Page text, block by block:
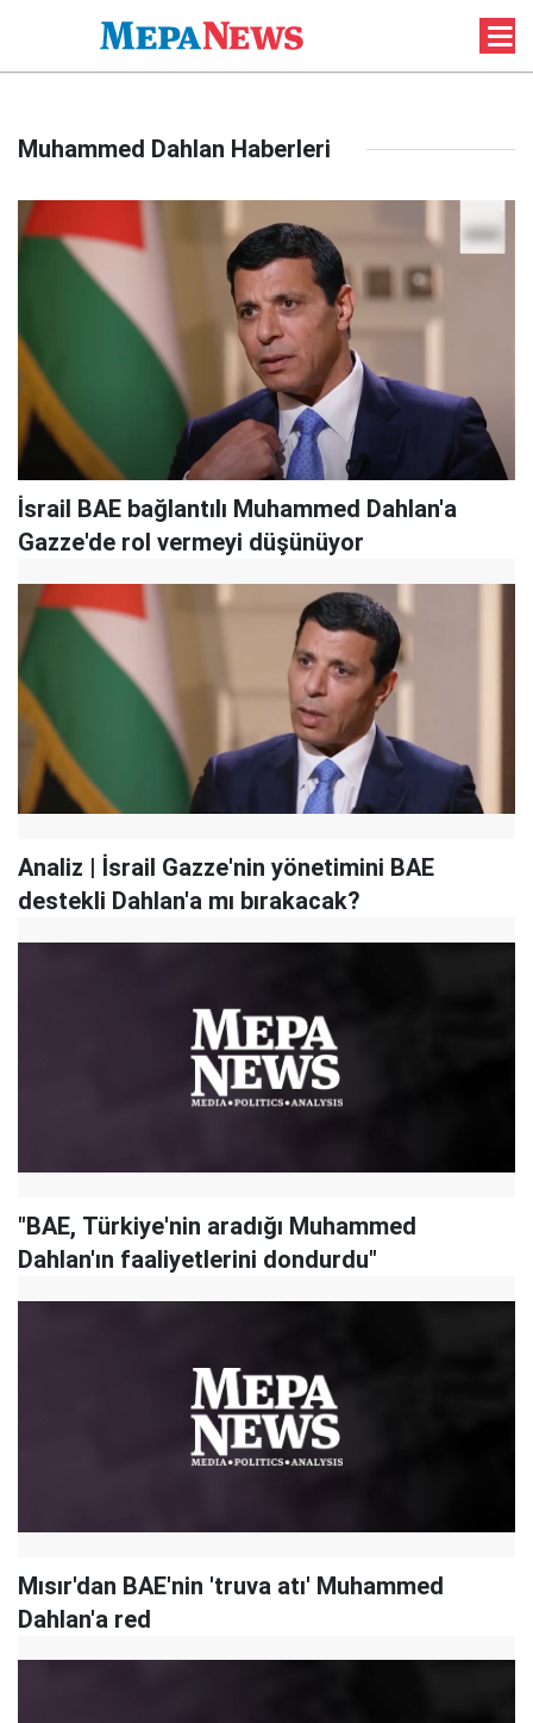
Muhammed Dahlan Haberleri
İsrail BAE bağlantılı Muhammed Dahlan'a
Gazze'de rol vermeyi düşünüyor
Analiz | İsrail Gazze'nin yönetimini BAE
destekli Dahlan'a mı bırakacak?
"BAE, Türkiye'nin aradığı Muhammed
Dahlan'ın faaliyetlerini dondurdu"
Mısır'dan BAE'nin 'truva atı' Muhammed
Dahlan'a red